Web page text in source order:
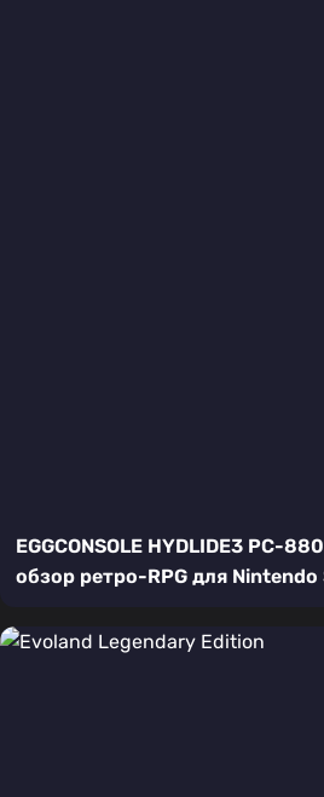
EGGCONSOLE HYDLIDE3 PC-
обзор ретро-RPG для